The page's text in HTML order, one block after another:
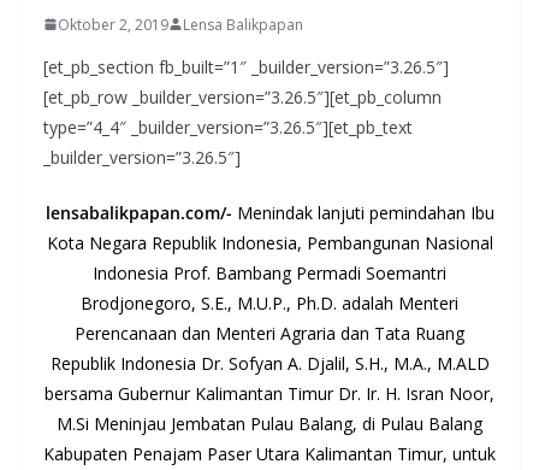
Oktober 2, 2019 Lensa Balikpapan
[et_pb_section fb_built=”1″ _builder_version=”3.26.5″]
[et_pb_row _builder_version=”3.26.5″][et_pb_column
type=”4_4″ _builder_version=”3.26.5″][et_pb_text
_builder_version=”3.26.5″]
lensabalikpapan.com/- Menindak lanjuti pemindahan Ibu
Kota Negara Republik Indonesia, Pembangunan Nasional
Indonesia Prof. Bambang Permadi Soemantri
Brodjonegoro, S.E., M.U.P., Ph.D. adalah Menteri
Perencanaan dan Menteri Agraria dan Tata Ruang
Republik Indonesia Dr. Sofyan A. Djalil, S.H., M.A., M.ALD
bersama Gubernur Kalimantan Timur Dr. Ir. H. Isran Noor,
M.Si Meninjau Jembatan Pulau Balang, di Pulau Balang
Kabupaten Penajam Paser Utara Kalimantan Timur, untuk